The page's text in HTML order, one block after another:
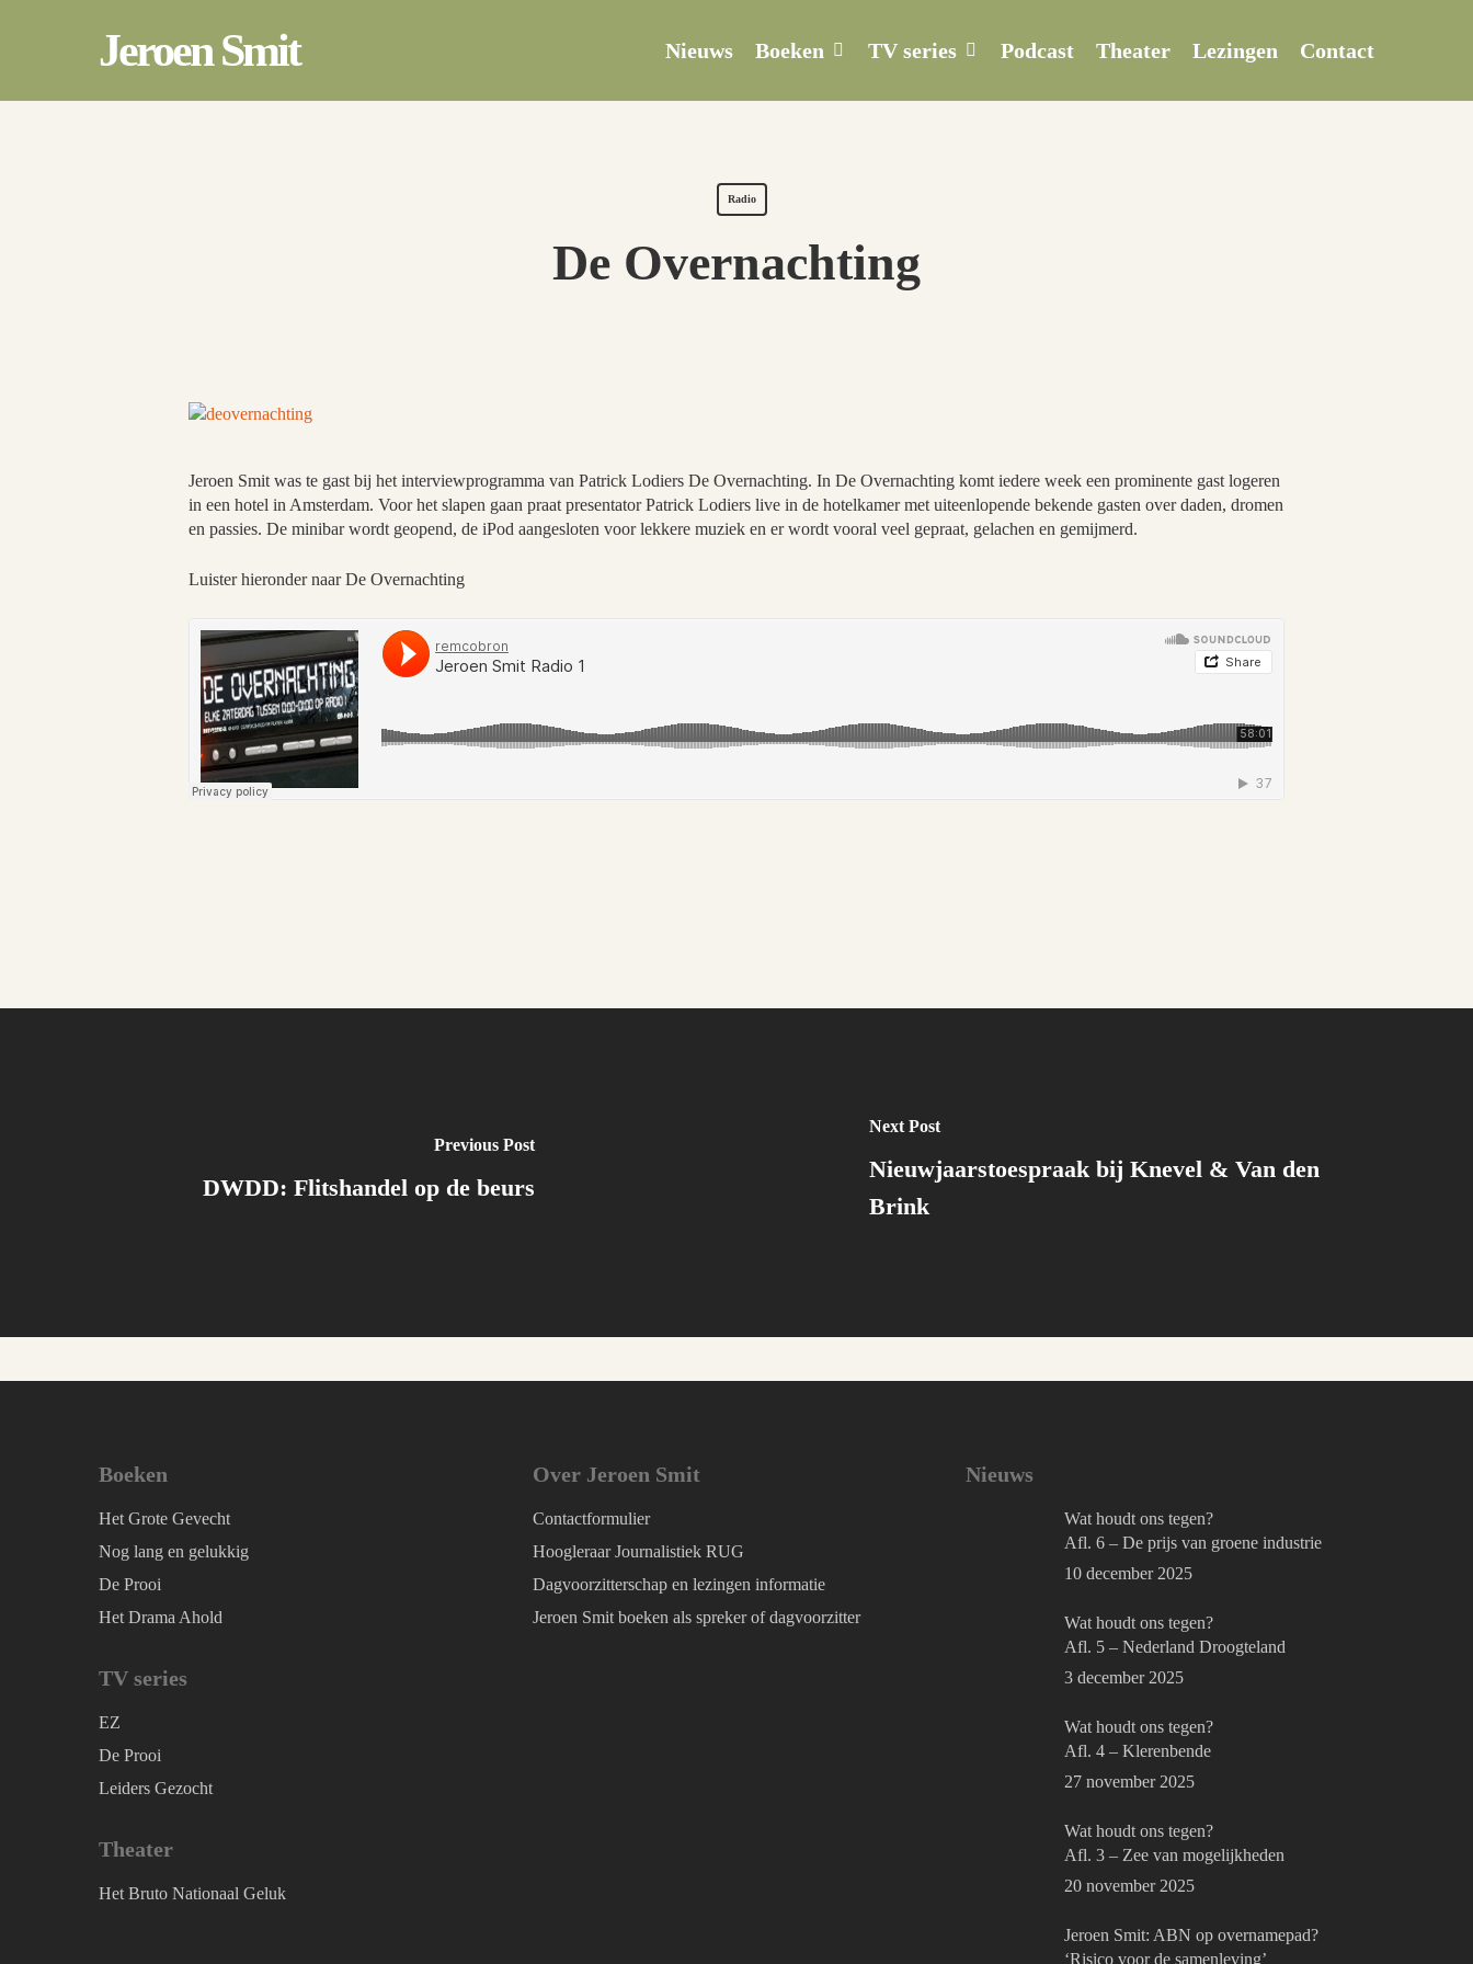
Jeroen Smit Nieuws Boeken TV series Podcast Theater Lezingen Contact
Radio
De Overnachting
Jeroen Smit was te gast bij het interviewprogramma van Patrick Lodiers De Overnachting. In De Overnachting komt iedere week een prominente gast logeren
in een hotel in Amsterdam. Voor het slapen gaan praat presentator Patrick Lodiers live in de hotelkamer met uiteenlopende bekende gasten over daden, dromen
en passies. De minibar wordt geopend, de iPod aangesloten voor lekkere muziek en er wordt vooral veel gepraat, gelachen en gemijmerd.
Luister hieronder naar De Overnachting
Previous Post
DWDD: Flitshandel op de beurs
Next Post
Nieuwjaarstoespraak bij Knevel & Van den
Brink
Boeken
Het Grote Gevecht
Nog lang en gelukkig
De Prooi
Het Drama Ahold
TV series
EZ
De Prooi
Leiders Gezocht
Theater
Het Bruto Nationaal Geluk
Over Jeroen Smit
Contactformulier
Hoogleraar Journalistiek RUG
Dagvoorzitterschap en lezingen informatie
Jeroen Smit boeken als spreker of dagvoorzitter
Nieuws
Wat houdt ons tegen?
Afl. 6 – De prijs van groene industrie
10 december 2025
Wat houdt ons tegen?
Afl. 5 – Nederland Droogteland
3 december 2025
Wat houdt ons tegen?
Afl. 4 – Klerenbende
27 november 2025
Wat houdt ons tegen?
Afl. 3 – Zee van mogelijkheden
20 november 2025
Jeroen Smit: ABN op overnamepad?
‘Risico voor de samenleving’